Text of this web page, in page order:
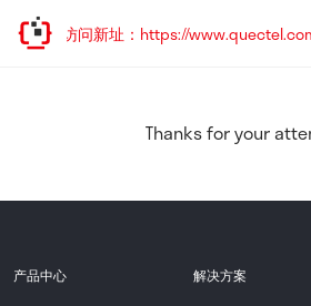
，欢迎访问新址：https://
Thanks for your
产品中心 解决方案